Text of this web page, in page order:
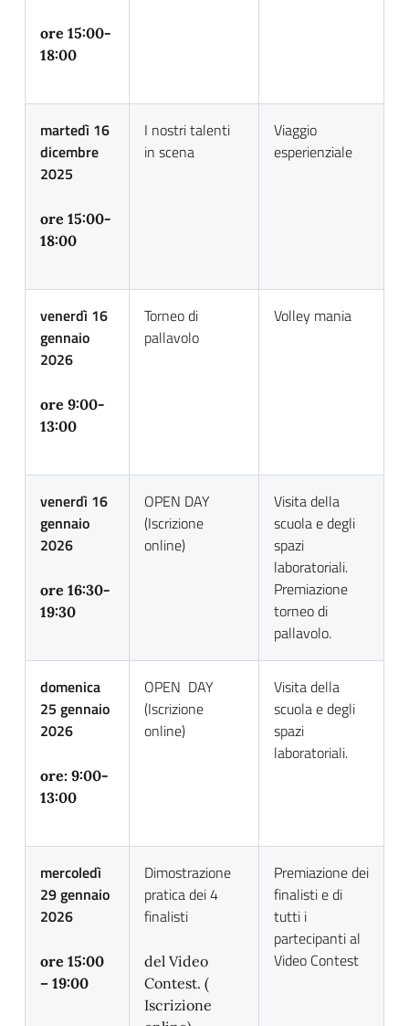
ore 15:00-
18:00
martedì 16
dicembre
2025
ore 15:00-
18:00
I nostri talenti
in scena
Viaggio
esperienziale
venerdì 16
gennaio
2026
ore 9:00-
13:00
Torneo di
pallavolo
Volley mania
venerdì 16
gennaio
2026
ore 16:30-
19:30
OPEN DAY
(Iscrizione
online)
Visita della
scuola e degli
spazi
laboratoriali.
Premiazione
torneo di
pallavolo.
domenica
25 gennaio
2026
ore: 9:00-
13:00
OPEN DAY
(Iscrizione
online)
Visita della
scuola e degli
spazi
laboratoriali.
mercoledì
29 gennaio
2026
ore 15:00
– 19:00
Dimostrazione
pratica dei 4
finalisti
del Video
Contest. (
Iscrizione
Premiazione dei
finalisti e di
tutti i
partecipanti al
Video Contest